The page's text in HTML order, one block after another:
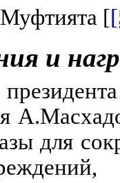
[
и
для